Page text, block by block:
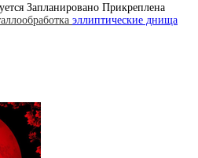
Запланировано Прикреплена
эллиптические днища